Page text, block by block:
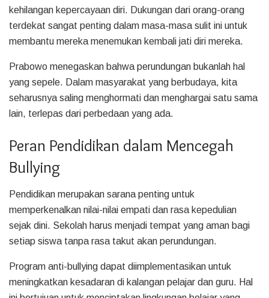
kehilangan kepercayaan diri. Dukungan dari orang-orang
terdekat sangat penting dalam masa-masa sulit ini untuk
membantu mereka menemukan kembali jati diri mereka.
Prabowo menegaskan bahwa perundungan bukanlah hal
yang sepele. Dalam masyarakat yang berbudaya, kita
seharusnya saling menghormati dan menghargai satu sama
lain, terlepas dari perbedaan yang ada.
Peran Pendidikan dalam Mencegah
Bullying
Pendidikan merupakan sarana penting untuk
memperkenalkan nilai-nilai empati dan rasa kepedulian
sejak dini. Sekolah harus menjadi tempat yang aman bagi
setiap siswa tanpa rasa takut akan perundungan.
Program anti-bullying dapat diimplementasikan untuk
meningkatkan kesadaran di kalangan pelajar dan guru. Hal